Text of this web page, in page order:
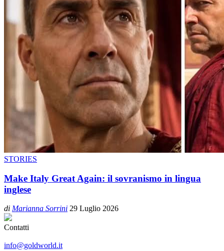
STORIES
Make Italy Great Again: il sovranismo in lingua
inglese
di Marianna Sorrini 29 Luglio 2026
Contatti
info@goldworld.it